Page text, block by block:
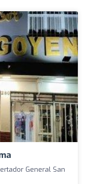
General San